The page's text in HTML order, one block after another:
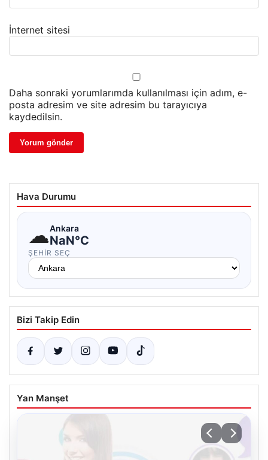
İnternet sitesi
Daha sonraki yorumlarımda kullanılması için adım, e-
posta adresim ve site adresim bu tarayıcıya
kaydedilsin.
Hava Durumu
☁Ankara
NaN°C
ŞEHIR SEÇ
Bizi Takip Edin
Yan Manşet